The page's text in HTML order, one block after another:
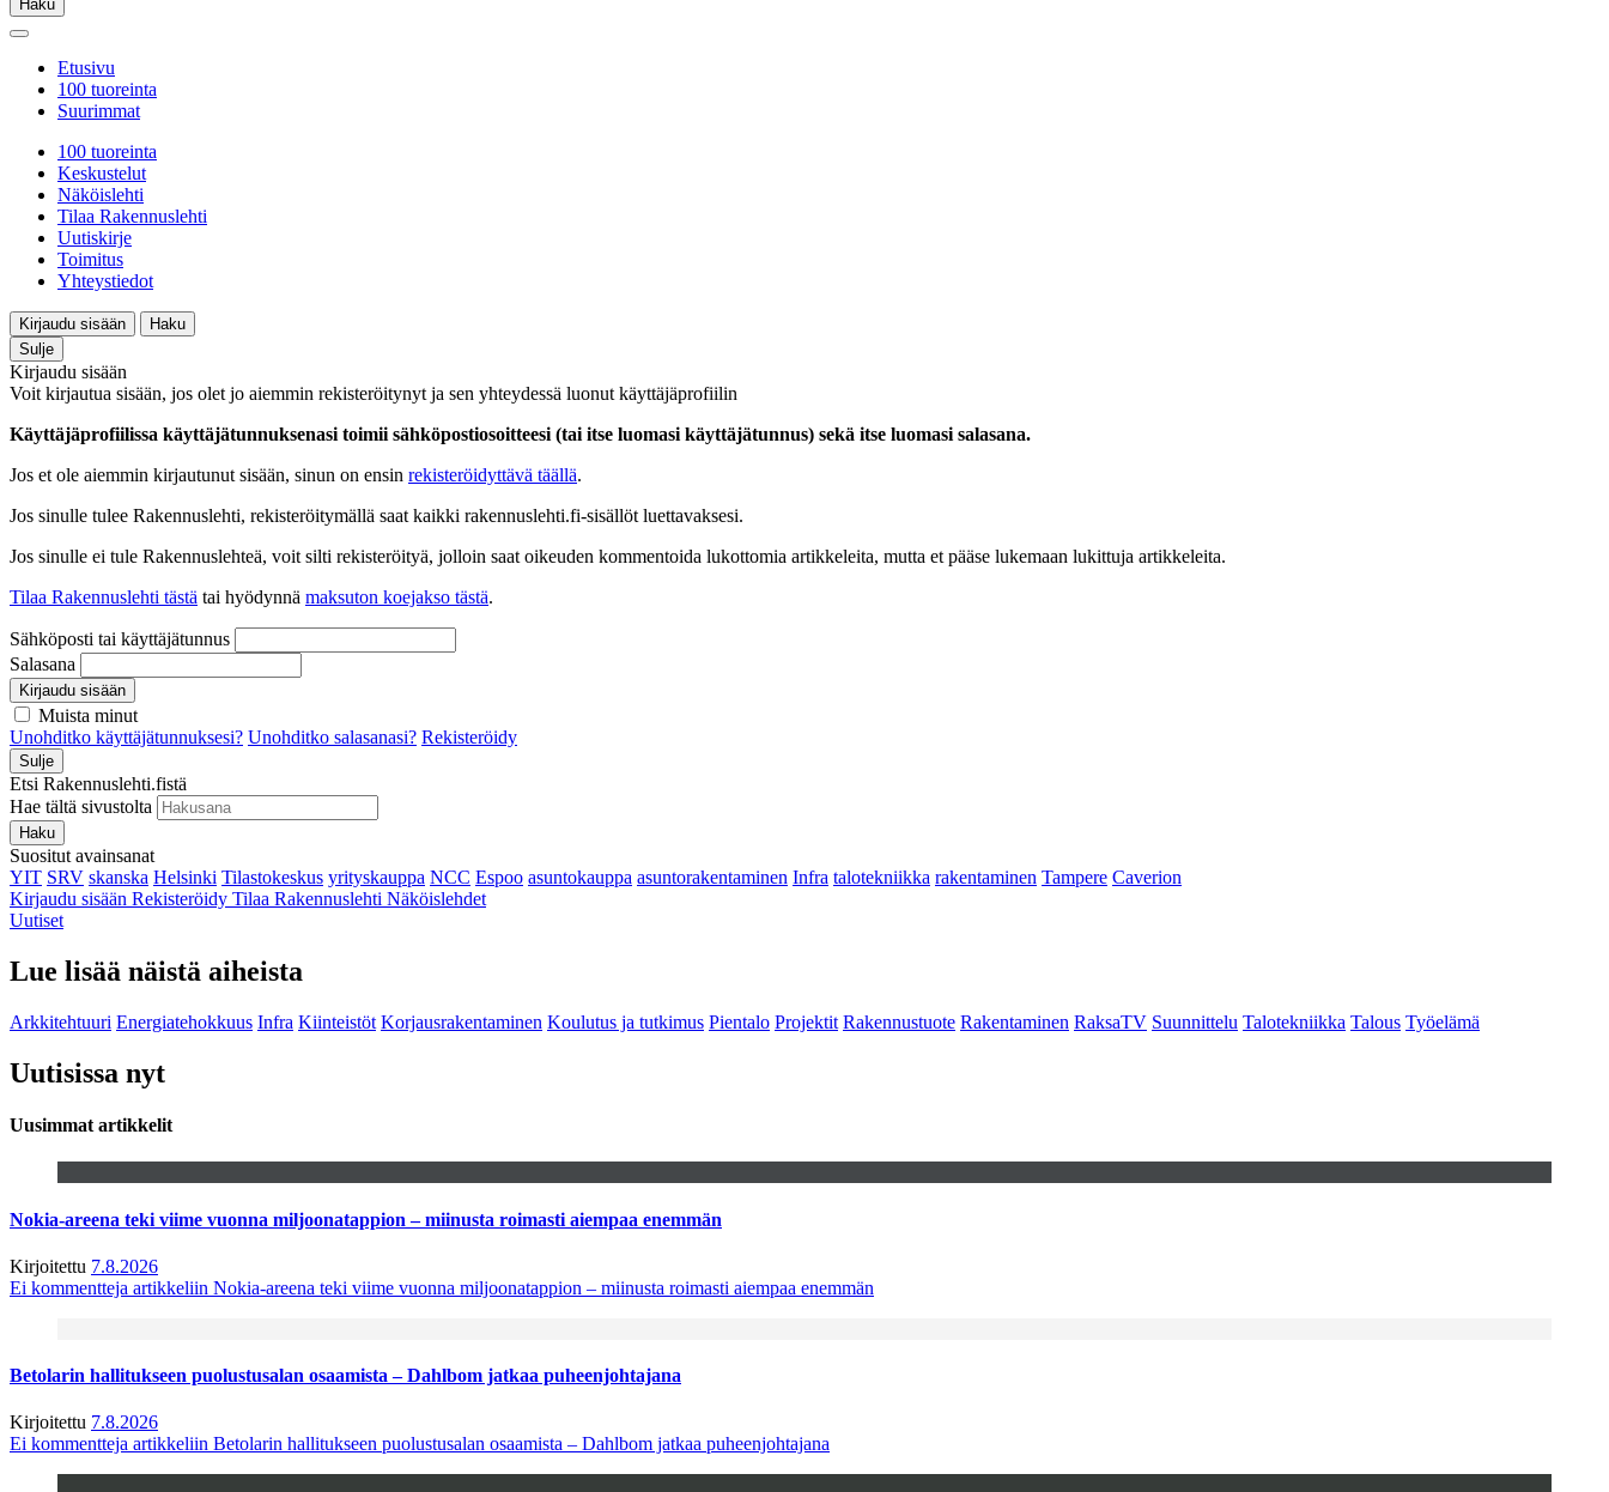
Haku
Etusivu
100 tuoreinta
Suurimmat
100 tuoreinta
Keskustelut
Näköislehti
Tilaa Rakennuslehti
Uutiskirje
Toimitus
Yhteystiedot
Kirjaudu sisään
Haku
Sulje
Kirjaudu sisään
Voit kirjautua sisään, jos olet jo aiemmin rekisteröitynyt ja sen yhteydessä luonut käyttäjäprofiilin
Käyttäjäprofiilissa käyttäjätunnuksenasi toimii sähköpostiosoitteesi (tai itse luomasi käyttäjätunnus) sekä itse luomasi salasana.
Jos et ole aiemmin kirjautunut sisään, sinun on ensin rekisteröidyttävä täällä.
Jos sinulle tulee Rakennuslehti, rekisteröitymällä saat kaikki rakennuslehti.fi-sisällöt luettavaksesi.
Jos sinulle ei tule Rakennuslehteä, voit silti rekisteröityä, jolloin saat oikeuden kommentoida lukottomia artikkeleita, mutta et pääse lukemaan lukittuja artikkeleita.
Tilaa Rakennuslehti tästä tai hyödynnä maksuton koejakso tästä.
Sähköposti tai käyttäjätunnus
Salasana
Kirjaudu sisään
Muista minut
Unohditko käyttäjätunnuksesi? Unohditko salasanasi? Rekisteröidy
Sulje
Etsi Rakennuslehti.fistä
Hae tältä sivustolta
Haku
Suositut avainsanat
YIT SRV skanska Helsinki Tilastokeskus yrityskauppa NCC Espoo asuntokauppa asuntorakentaminen Infra talotekniikka rakentaminen Tampere Caverion
Kirjaudu sisään Rekisteröidy Tilaa Rakennuslehti Näköislehdet
Uutiset
Lue lisää näistä aiheista
Arkkitehtuuri Energiatehokkuus Infra Kiinteistöt Korjausrakentaminen Koulutus ja tutkimus Pientalo Projektit Rakennustuote Rakentaminen RaksaTV Suunnittelu Talotekniikka Talous Työelämä
Uutisissa nyt
Uusimmat artikkelit
Nokia-areena teki viime vuonna miljoonatappion – miinusta roimasti aiempaa enemmän
Kirjoitettu 7.8.2026
Ei kommentteja artikkeliin Nokia-areena teki viime vuonna miljoonatappion – miinusta roimasti aiempaa enemmän
Betolarin hallitukseen puolustusalan osaamista – Dahlbom jatkaa puheenjohtajana
Kirjoitettu 7.8.2026
Ei kommentteja artikkeliin Betolarin hallitukseen puolustusalan osaamista – Dahlbom jatkaa puheenjohtajana